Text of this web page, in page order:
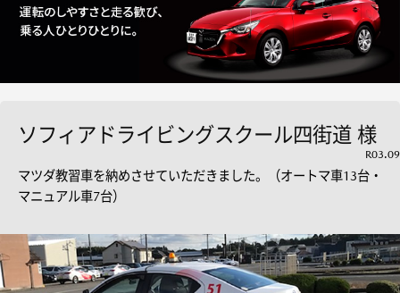
ソフィアドライビングスクール四街道 様
R03.09
マツダ教習車を納めさせていただきました。（オートマ車13台・
マニュアル車7台）